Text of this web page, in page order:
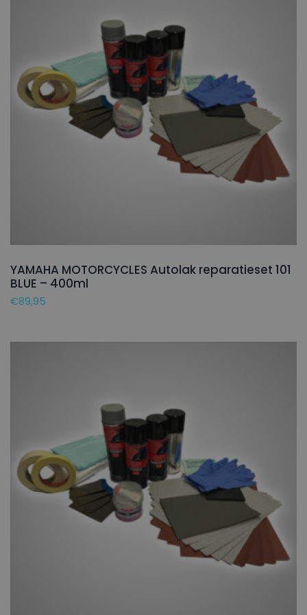
YAMAHA MOTORCYCLES Autolak reparatieset 101
BLUE – 400ml
€89,95